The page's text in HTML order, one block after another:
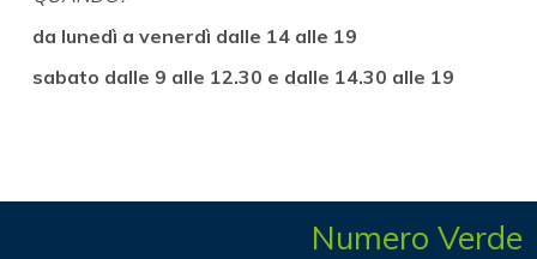
da lunedì a venerdì dalle 14 alle 19
sabato dalle 9 alle 12.30 e dalle 14.30 alle 19
Numero Verde